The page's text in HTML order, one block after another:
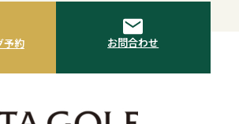
予約 お問合わせ